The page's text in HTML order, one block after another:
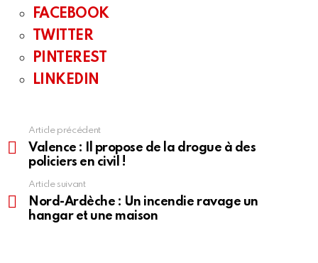
FACEBOOK
TWITTER
PINTEREST
LINKEDIN
voir
Article précédent
Valence : Il propose de la drogue à des
policiers en civil !
Article suivant
Nord-Ardèche : Un incendie ravage un
hangar et une maison